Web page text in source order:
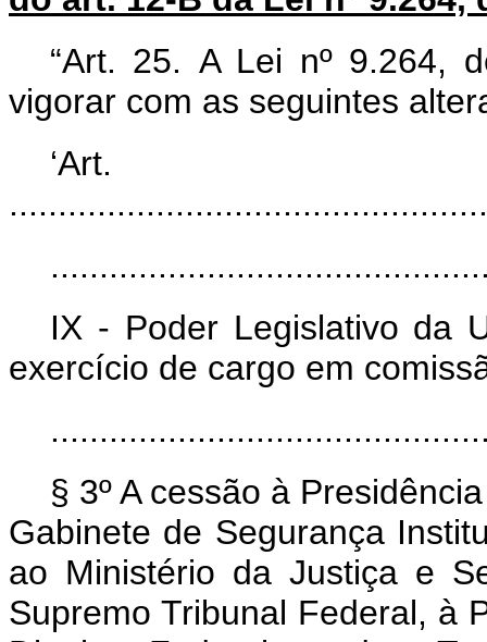
“Art. 25. A Lei nº 9.264,
vigorar com as seguintes
IX - Poder Legislativo da
exercício de cargo em
§ 3º A cessão à
Gabinete de Segurança
ao Ministério da Justiça e
Supremo Tribunal Federal, à